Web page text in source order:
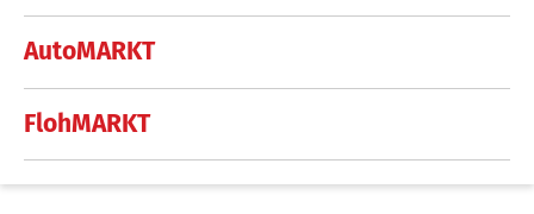
AutoMARKT
FlohMARKT